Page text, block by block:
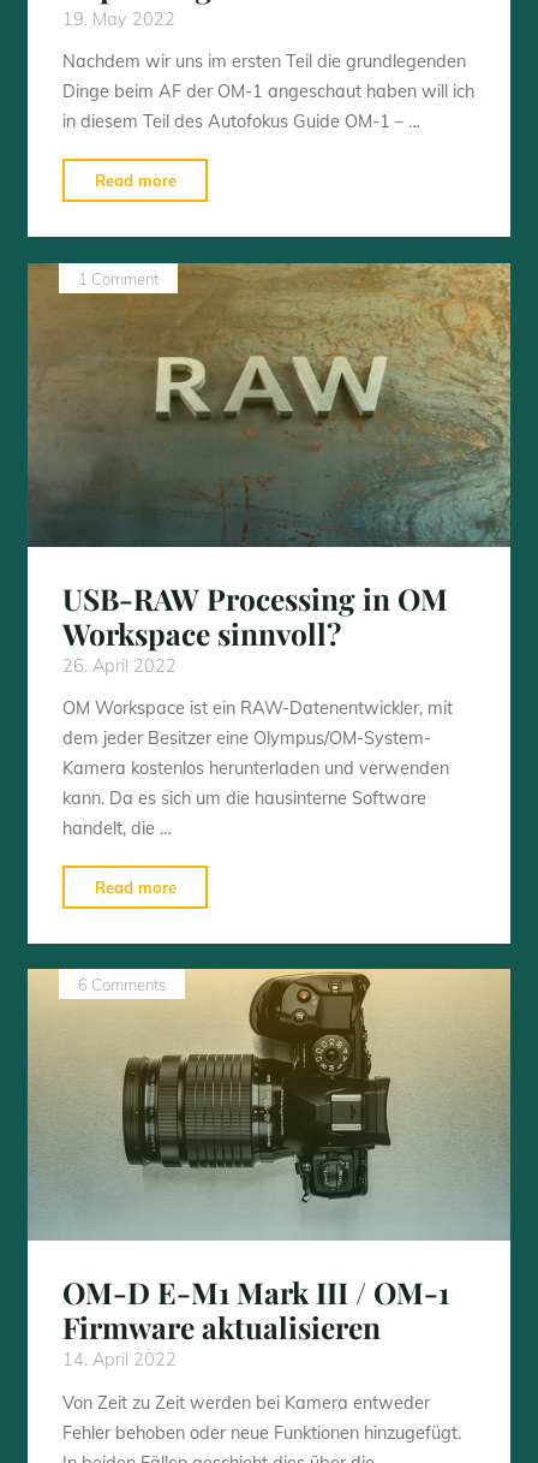
19. May 2022
Nachdem wir uns im ersten Teil die grundlegenden
Dinge beim AF der OM-1 angeschaut haben will ich
in diesem Teil des Autofokus Guide OM-1 – …
Read more
Guide
OM-
1
Anpassungen"
1 Comment
USB-RAW Processing in OM
Workspace sinnvoll?
26. April 2022
OM Workspace ist ein RAW-Datenentwickler, mit
dem jeder Besitzer eine Olympus/OM-System-
Kamera kostenlos herunterladen und verwenden
kann. Da es sich um die hausinterne Software
handelt, die …
Read more
RAW
Processing
in
OM
Workspace
sinnvoll?"
6 Comments
OM-D E-M1 Mark III / OM-1
Firmware aktualisieren
14. April 2022
Von Zeit zu Zeit werden bei Kamera entweder
Fehler behoben oder neue Funktionen hinzugefügt.